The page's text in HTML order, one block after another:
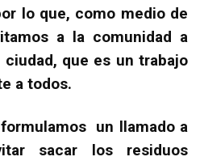
lo que, como medio de
a la comunidad a
que es un trabajo
a todos.
un llamado a
sacar los residuos